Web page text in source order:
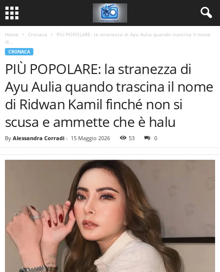
Home Cronaca
PIÙ POPOLARE: la stranezza di Ayu Aulia quando trascina il nome
di...
CRONACA
PIÙ POPOLARE: la stranezza di
Ayu Aulia quando trascina il nome
di Ridwan Kamil finché non si
scusa e ammette che è halu
By Alessandra Corradi - 15 Maggio 2026 53 0